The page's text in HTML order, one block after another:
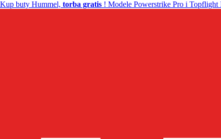
Kup buty Hummel, torba gratis ! Modele Powerstrike Pro i Topflight